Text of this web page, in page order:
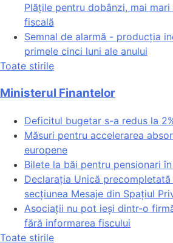
Plățile pentru dobânzi, mai
fiscală
Semnal de alarmă - producția
primele cinci luni ale anului
Toate stirile
Ministerul Finantelor
Deficitul bugetar s-a redus la
Măsuri pentru accelerarea
europene
Bilete la băi pentru pensionari
Declarația Unică precompletată
secțiunea Mesaje din Spațiul
Asociații nu pot ieși dintr-o
fără informarea fiscului
Toate stirile